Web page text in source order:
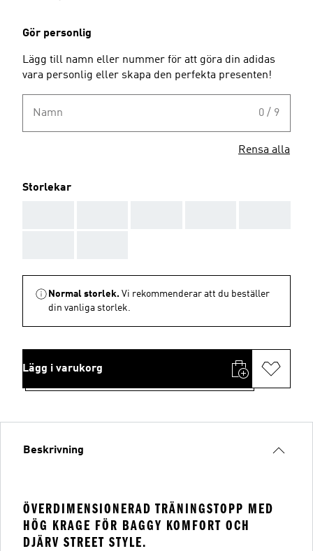
Gör personlig
Lägg till namn eller nummer för att göra din adidas
vara personlig eller skapa den perfekta presenten!
Namn 0 / 9
Rensa alla
Storlekar
Normal storlek. Vi rekommenderar att du beställer
din vanliga storlek.
Lägg i varukorg
Beskrivning
ÖVERDIMENSIONERAD TRÄNINGSTOPP MED
HÖG KRAGE FÖR BAGGY KOMFORT OCH
DJÄRV STREET STYLE.